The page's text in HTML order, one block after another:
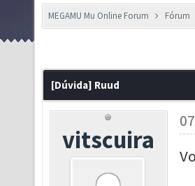
MEGAMU Mu Online Forum Fórum
[Dúvida] Ruud
vitscuira